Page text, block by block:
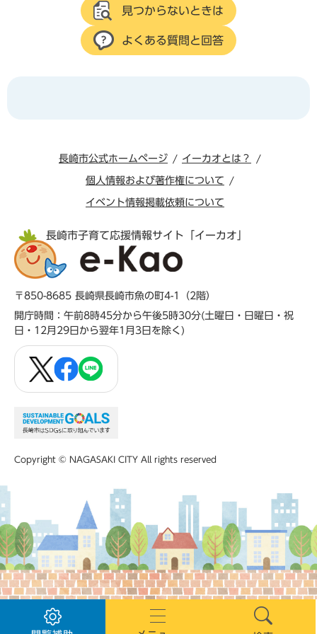
見つからないときは
よくある質問と回答
長崎市公式ホームページ イーカオとは？
個人情報および著作権について
イベント情報掲載依頼について
長崎市子育て応援情報サイト「イーカオ」
〒850-8685 長崎県長崎市魚の町4-1（2階）
開庁時間：午前8時45分から午後5時30分(土曜日・日曜日・祝
日・12月29日から翌年1月3日を除く)
Copyright © NAGASAKI CITY All rights reserved